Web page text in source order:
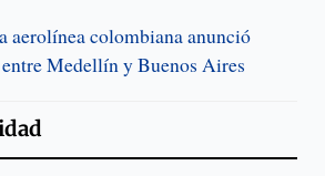
aerolínea colombiana anunció
Medellín y Buenos Aires